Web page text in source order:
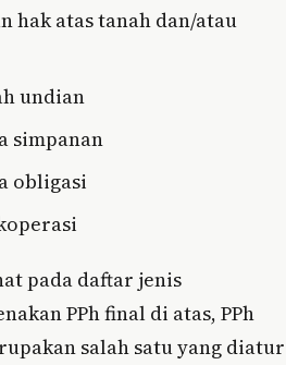
hak atas tanah dan/atau
undian
simpanan
obligasi
pada daftar jenis
PPh final di atas, PPh
salah satu yang diatur